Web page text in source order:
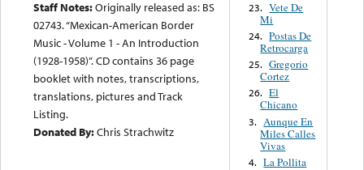
Staff Notes:Originally released as: BS
02743. “Mexican-American Border
Music - Volume 1 - An Introduction
(1928-1958)”. CD contains 36 page
booklet with notes, transcriptions,
translations, pictures and Track
Listing.
Donated By:Chris Strachwitz
23. Vete De
Mi
24. Postas De
Retrocarga
25. Gregorio
Cortez
26. El
Chicano
3. Aunque En
Miles Calles
Vivas
4. La Pollita